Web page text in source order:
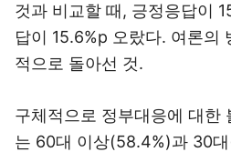
것과 비교할 때, 긍정응답이
답이 15.6%p 오랐다. 여론의
적으로 돌아선 것.
구체적으로 정부대응에 대한
는 60대 이상(58.4%)과 30